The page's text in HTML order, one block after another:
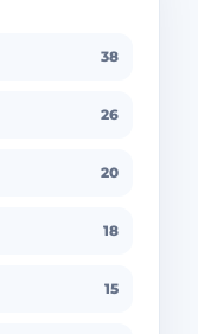
38
26
20
18
15